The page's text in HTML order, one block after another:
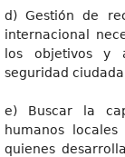
d) Gestión de
internacional
los objetivos y
seguridad
e) Buscar la
humanos
quienes